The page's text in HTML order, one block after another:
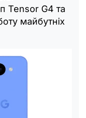
Tensor G4 та
майбутніх